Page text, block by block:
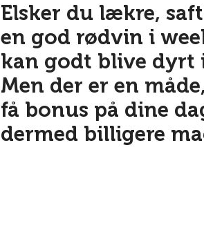
Elsker du lækre,
en god rødvin i
kan godt blive dyrt
Men der er en
få bonus på dine
dermed billigere